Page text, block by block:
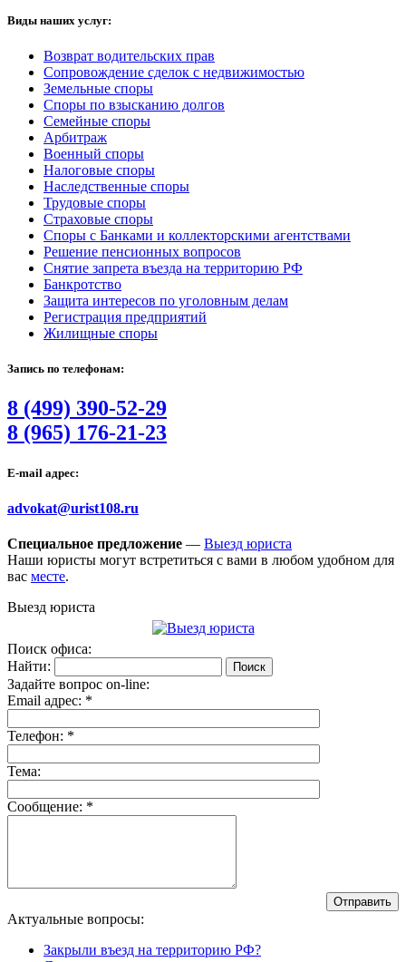
Виды наших услуг:
Возврат водительских прав
Сопровождение сделок с недвижимостью
Земельные споры
Споры по взысканию долгов
Семейные споры
Арбитраж
Военный споры
Налоговые споры
Наследственные споры
Трудовые споры
Страховые споры
Споры с Банками и коллекторскими агентствами
Решение пенсионных вопросов
Снятие запрета въезда на территорию РФ
Банкротство
Защита интересов по уголовным делам
Регистрация предприятий
Жилищные споры
Запись по телефонам:
8 (499) 390-52-29
8 (965) 176-21-23
E-mail адрес:
advokat@urist108.ru
Специальное предложение — Выезд юриста
Наши юристы могут встретиться с вами в любом удобном для
вас месте.
Выезд юриста
Поиск офиса:
Найти:
Задайте вопрос on-line:
Email адрес: *
Телефон: *
Тема:
Сообщение: *
Актуальные вопросы:
Закрыли въезд на территорию РФ?